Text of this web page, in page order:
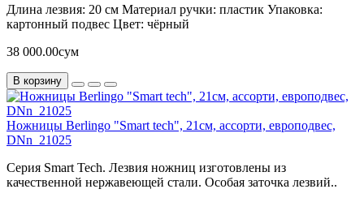
Длина лезвия: 20 см Материал ручки: пластик Упаковка:
картонный подвес Цвет: чёрный
38 000.00сум
В корзину
Ножницы Berlingo "Smart tech", 21см, ассорти, европодвес,
DNn_21025
Серия Smart Tech. Лезвия ножниц изготовлены из
качественной нержавеющей стали. Особая заточка лезвий..